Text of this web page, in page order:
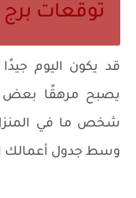
توقعات برج
قد يكون اليوم
يصبح مرهقًا بعض
شخص ما في
وسط جدول أعمالك